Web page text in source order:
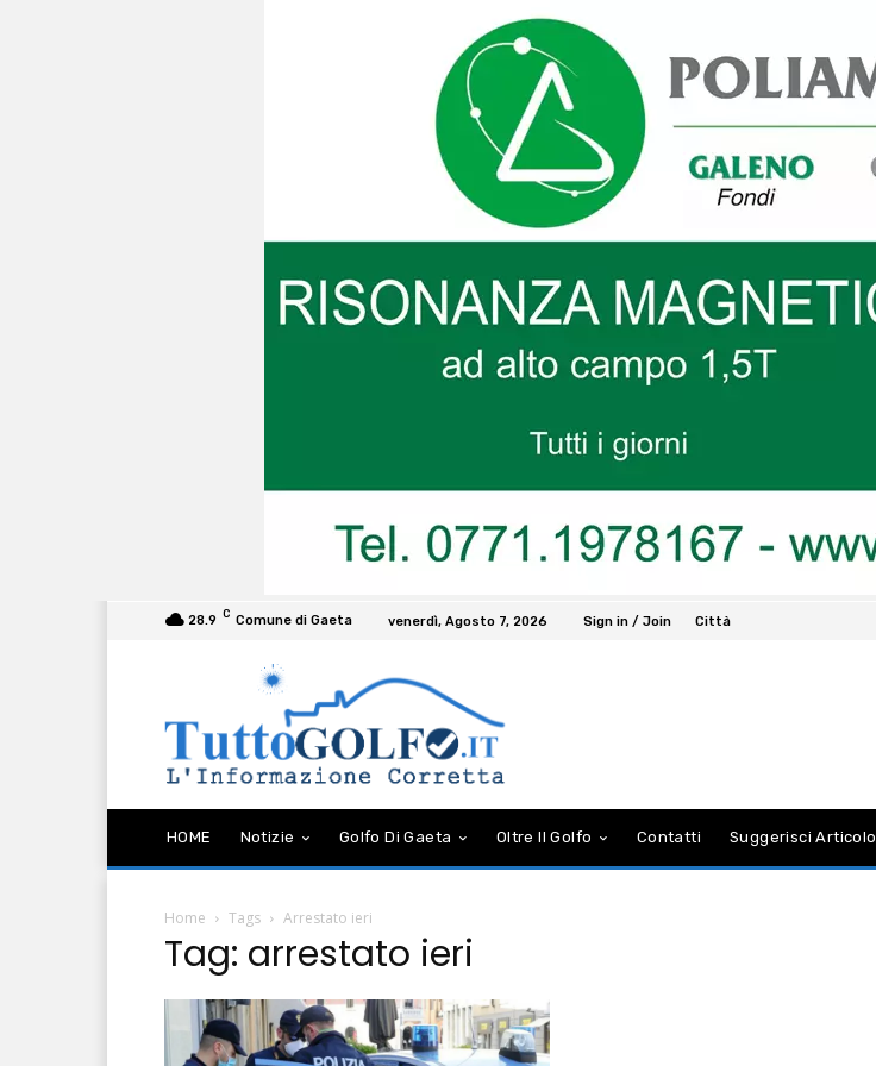
28.9 C Comune di Gaeta venerdì, Agosto 7, 2026 Sign in / Join Città
HOME Notizie Golfo Di Gaeta Oltre Il Golfo Contatti Suggerisci Articolo
Home Tags Arrestato ieri
Tag: arrestato ieri